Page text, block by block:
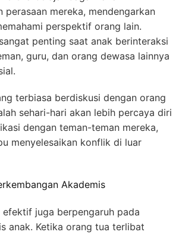
perasaan mereka, mendengarkan
perspektif orang lain.
penting saat anak berinteraksi
guru, dan orang dewasa lainnya
terbiasa berdiskusi dengan orang
sehari-hari akan lebih percaya diri
dengan teman-teman mereka,
menyelesaikan konflik di luar
Akademis
efektif juga berpengaruh pada
anak. Ketika orang tua terlibat